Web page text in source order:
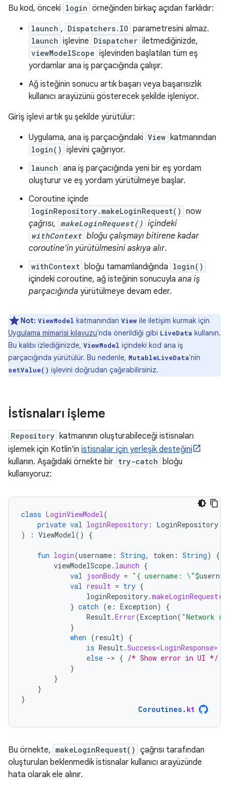
Bu kod, önceki login örneğinden birkaç açıdan farklıdır:
launch , Dispatchers.IO parametresini almaz.
launch işlevine Dispatcher iletmediğinizde,
viewModelScope işlevinden başlatılan tüm eş
yordamlar ana iş parçacığında çalışır.
Ağ isteğinin sonucu artık başarı veya başarısızlık
kullanıcı arayüzünü gösterecek şekilde işleniyor.
Giriş işlevi artık şu şekilde yürütülür:
Uygulama, ana iş parçacığındaki View katmanından
login() işlevini çağırıyor.
launch ana iş parçacığında yeni bir eş yordam
oluşturur ve eş yordam yürütülmeye başlar.
Coroutine içinde
loginRepository.makeLoginRequest() now
çağrısı, makeLoginRequest() içindeki
withContext bloğu çalışmayı bitirene kadar
coroutine'in yürütülmesini askıya alır.
withContext bloğu tamamlandığında login()
içindeki coroutine, ağ isteğinin sonucuyla ana iş
parçacığında yürütülmeye devam eder.
Not: ViewModel katmanından View ile iletişim kurmak için
Uygulama mimarisi kılavuzu'nda önerildiği gibi LiveData kullanın.
Bu kalıbı izlediğinizde, ViewModel içindeki kod ana iş
parçacığında yürütülür. Bu nedenle, MutableLiveData'nin
setValue() işlevini doğrudan çağırabilirsiniz.
İstisnaları işleme
Repository katmanının oluşturabileceği istisnaları
işlemek için Kotlin'in istisnalar için yerleşik desteğini
kullanın. Aşağıdaki örnekte bir try-catch bloğu
kullanıyoruz:
class LoginViewModel(
private val loginRepository :
LoginRepository
)
: ViewModel() {
fun login(username : String, token : String)
{
viewModelScope. launch {
val jsonBody = "{ username: \"$
val result = try {
loginRepository.makeLoginRequest(
} catch (e : Exception)
{
Result.Error(Exception( "Network
}
when (result)
{
is Result.Success<LoginResponse>
else -> { /* Show error in UI */
}
}
}
}
Coroutines. kt
Bu örnekte, makeLoginRequest() çağrısı tarafından
oluşturulan beklenmedik istisnalar kullanıcı arayüzünde
hata olarak ele alınır.